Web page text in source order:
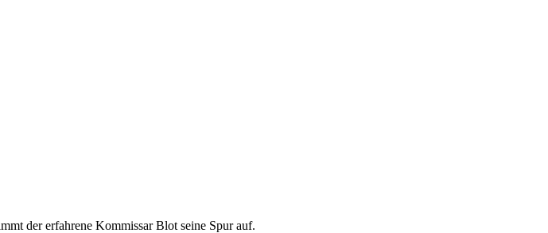
der erfahrene Kommissar Blot seine Spur auf.